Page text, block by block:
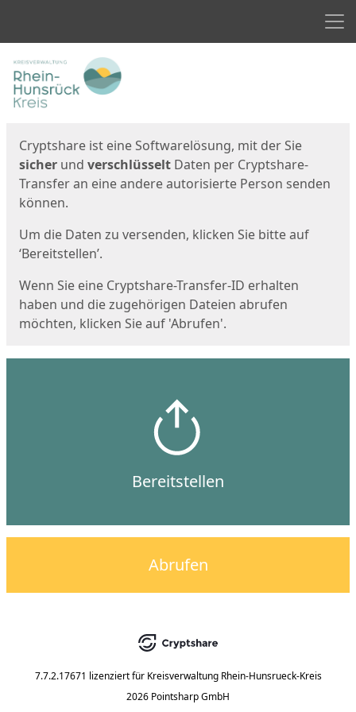
Start
Cryptshare ist eine Softwarelösung, mit der Sie
sicher und verschlüsselt Daten per Cryptshare-
Transfer an eine andere autorisierte Person senden
können.
Um die Daten zu versenden, klicken Sie bitte auf
‘Bereitstellen’.
Wenn Sie eine Cryptshare-Transfer-ID erhalten
haben und die zugehörigen Dateien abrufen
möchten, klicken Sie auf 'Abrufen'.
Bereitstellen
Abrufen
7.7.2.17671 lizenziert für Kreisverwaltung Rhein-Hunsrueck-Kreis
2026 Pointsharp GmbH